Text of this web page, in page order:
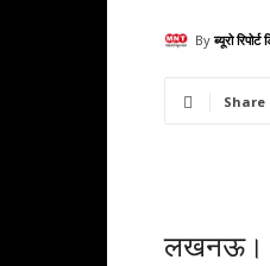
By ब्यूरो
Share
लखनऊ।